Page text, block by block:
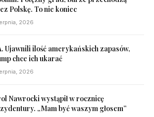
Polskę. To nie koniec
2026
Ujawnili ilość amerykańskich zapasów,
chce ich ukarać
2026
Nawrocki wystąpił w rocznicę
„Mam być waszym głosem”